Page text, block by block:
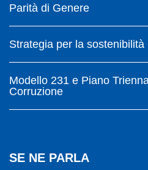
Parità di Genere
Strategia per la sostenibilità
Modello 231 e Piano
Corruzione
SE NE PARLA